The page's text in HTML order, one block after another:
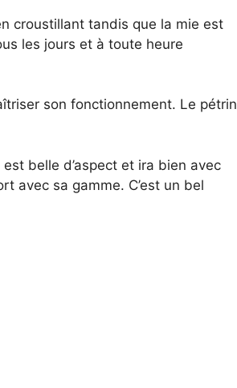
croustillant tandis que la mie est
les jours et à toute heure
son fonctionnement. Le pétrin
belle d’aspect et ira bien avec
avec sa gamme. C’est un bel